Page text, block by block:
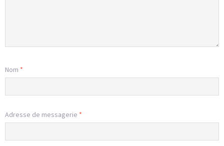
Nom *
Adresse de messagerie *